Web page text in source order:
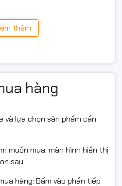
trội
16WP sử dụng công
mang lại tốc độ truyền tải
hệ thống vận hành mượt mà
thêm
hàng
và lựa chọn sản phẩm cần
muốn mua, màn hình hiển thị
sau
hàng: Bấm vào phần tiếp